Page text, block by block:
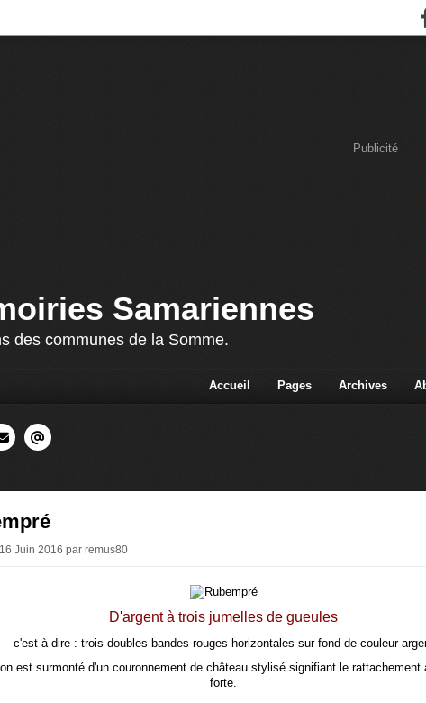
Publicité
Samariennes
des communes de la Somme.
Accueil Pages Archives
Juin 2016 par remus80
D'argent à trois jumelles de gueules
c'est à dire : trois doubles bandes rouges horizontales sur fond de couleur
est surmonté d'un couronnement de château stylisé signifiant le rattachement
forte.